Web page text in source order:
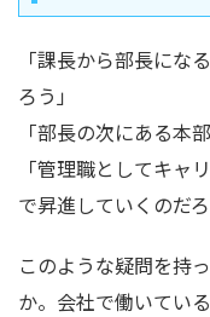
「課長から部長にな
ろう」
「部長の次にある本
「管理職としてキャ
で昇進していくのだろ
このような疑問を持
か。会社で働いてい